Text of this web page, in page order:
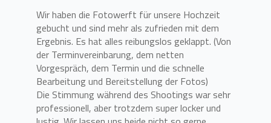
Wir haben die Fotowerft für unsere Hochzeit
gebucht und sind mehr als zufrieden mit dem
Ergebnis. Es hat alles reibungslos geklappt. (Von
der Terminvereinbarung, dem netten
Vorgespräch, dem Termin und die schnelle
Bearbeitung und Bereitstellung der Fotos)
Die Stimmung während des Shootings war sehr
professionell, aber trotzdem super locker und